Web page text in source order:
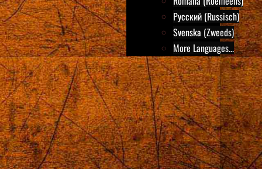
Русский (Russisch)
Svenska (Zweeds)
More Languages...